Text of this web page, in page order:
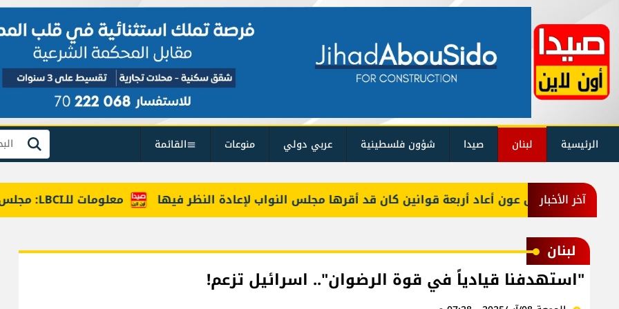
الرئيسية لبنان صيدا شؤون فلسطينية عربي دولي منوعات القائمة بحث
آخر الأخبار معلومات للـLBCI: مجلس الوزراء يقر 6 رواتب إضافية لموظفي القطاع العام وصرف الفروقات بأثر رجعي منذ آذار الرئيس عون أعاد أربعة قوانين كان قد أقرها مجلس النواب لإعادة النظر فيها
لبنان
"استهدفنا قيادياً في قوة الرضوان".. اسرائيل تزعم!